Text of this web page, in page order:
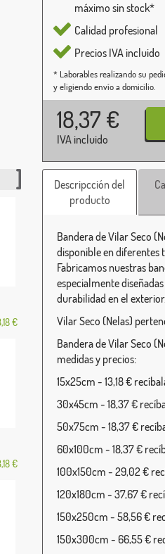
máximo sin stock*
Calidad profesional
Precios IVA incluido
* Laborables realizando su
y eligiendo envío a domicilio.
18,37 €
IVA incluido
€
€
Descripcción del
producto
Bandera de Vilar Seco
disponible en diferentes
Fabricamos nuestras
especialmente
durabilidad en el exterior.
Vilar Seco (Nelas)
Bandera de Vilar Seco
medidas y precios:
15x25cm - 13,18 €
30x45cm - 18,37 €
50x75cm - 18,37 €
60x100cm - 18,37 €
100x150cm - 29,02 €
120x180cm - 37,67 €
150x250cm - 58,56 €
150x300cm - 66,55 €